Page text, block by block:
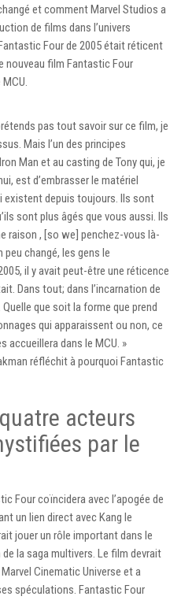
et comment Marvel Studios a
de films dans l’univers
Four de 2005 était réticent
nouveau film Fantastic Four
pas tout savoir sur ce film, je
Mais l’un des principes
Man et au casting de Tony qui, je
est d’embrasser le matériel
existent depuis toujours. Ils sont
sont plus âgés que vous aussi. Ils
raison , [so we] penchez-vous là-
peu changé, les gens le
il y avait peut-être une réticence
Dans tout; dans l’incarnation de
que soit la forme que prend
qui apparaissent ou non, ce
accueillera dans le MCU. »
réfléchit à pourquoi Fantastic
acteurs
par le
Four coïncidera avec l’apogée de
un lien direct avec Kang le
jouer un rôle important dans le
la saga multivers. Le film devrait
Cinematic Universe et a
spéculations. Fantastic Four